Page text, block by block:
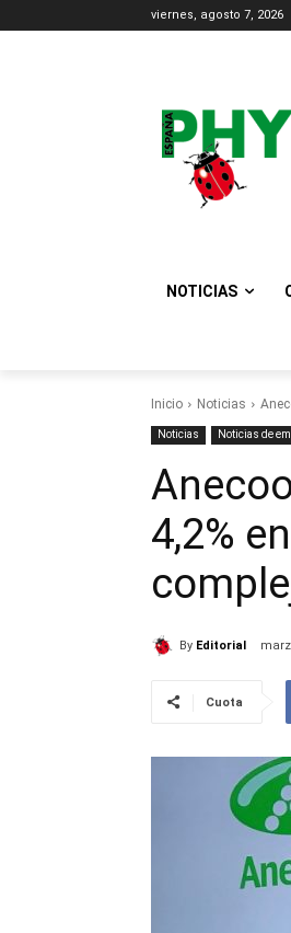
viernes, agosto 7, 2026
NOTICIAS
Inicio Noticias
Noticias Noticias de
4,2%
By Editorial
Cuota